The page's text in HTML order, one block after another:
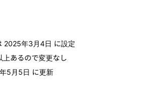
2025年3月4日 に設定
あるので変更なし
5月5日 に更新